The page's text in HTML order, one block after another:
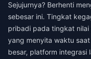
Sejujurnya? Berhenti
sebesar ini. Tingkat
pribadi pada tingkat
yang menyita waktu
besar, platform integrasi